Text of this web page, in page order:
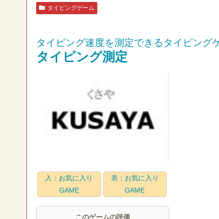
タイピングゲーム
タイピング速度を測定できるタイピング
タイピング測定
入：お気に入り
GAME
表：お気に入り
GAME
このゲームの評価